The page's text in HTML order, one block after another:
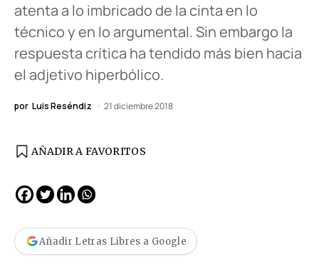
atenta a lo imbricado de la cinta en lo
técnico y en lo argumental. Sin embargo la
respuesta crítica ha tendido más bien hacia
el adjetivo hiperbólico.
por Luis Reséndiz 21 diciembre 2018
AÑADIR A FAVORITOS
Añadir Letras Libres a Google